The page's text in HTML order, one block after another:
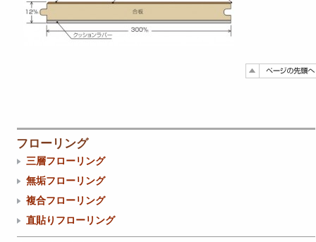
フローリング
三層フローリング
無垢フローリング
複合フローリング
直貼りフローリング